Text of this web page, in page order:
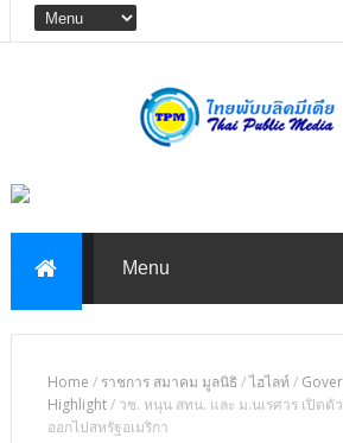
Home / ราชการ สมาคม มูลนิธิ /ไฮไลท์ /
Highlight/ วช. หนุน สทน. และ ม.นเรศวร เปิดตั
ออกไปสหรัฐอเมริกา